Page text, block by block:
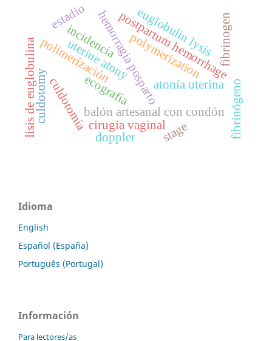
hemorragia pospartoatonía uterina
balón artesanal con condón
postpartum hemorrhage
uterine atony
fibrinógeno
polimerización
lisis de euglobulina fibrinogen
polymerization
euglobulin lysis
culdotomíacirugía vaginal
culdotomy ecografía
incidencia
estadio
stage
doppler
Idioma
English
Español (España)
Português (Portugal)
Información
Para lectores/as